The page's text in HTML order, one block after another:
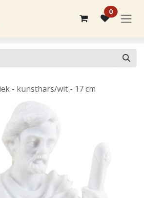
0
- kunsthars/wit - 17 cm